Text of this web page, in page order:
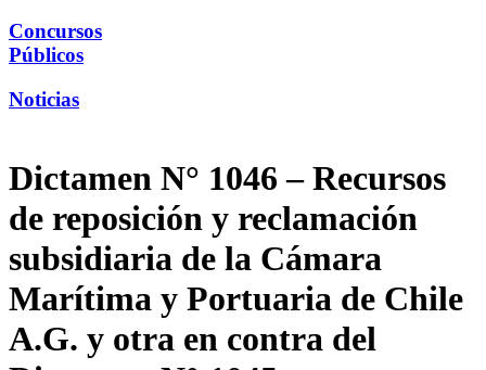
Concursos
Públicos
Noticias
Dictamen N° 1046 – Recursos
de reposición y reclamación
subsidiaria de la Cámara
Marítima y Portuaria de Chile
A.G. y otra en contra del